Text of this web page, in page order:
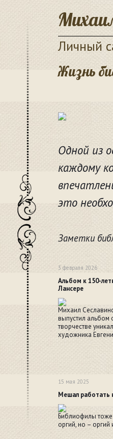
Личный
Жизнь
Одной из
каждому
это
Заметки
3 февраля 2026
Альбом к 150-
Лансере
Михаил
выпустил альбом
творчестве
художника
15 мая 2025
Мешал работать
Библиофилы
оргий, но – оргий